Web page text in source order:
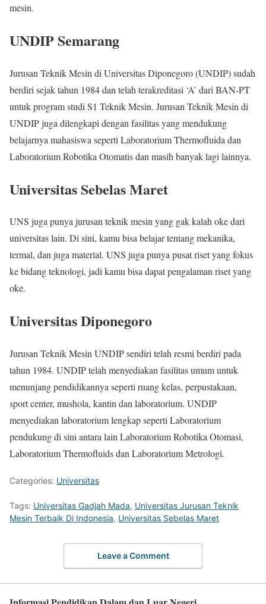
mesin.
UNDIP Semarang
Jurusan Teknik Mesin di Universitas Diponegoro (UNDIP) sudah
berdiri sejak tahun 1984 dan telah terakreditasi ‘A’ dari BAN-PT
untuk program studi S1 Teknik Mesin. Jurusan Teknik Mesin di
UNDIP juga dilengkapi dengan fasilitas yang mendukung
belajarnya mahasiswa seperti Laboratorium Thermofluida dan
Laboratorium Robotika Otomatis dan masih banyak lagi lainnya.
Universitas Sebelas Maret
UNS juga punya jurusan teknik mesin yang gak kalah oke dari
universitas lain. Di sini, kamu bisa belajar tentang mekanika,
termal, dan juga material. UNS juga punya pusat riset yang fokus
ke bidang teknologi, jadi kamu bisa dapat pengalaman riset yang
oke.
Universitas Diponegoro
Jurusan Teknik Mesin UNDIP sendiri telah resmi berdiri pada
tahun 1984. UNDIP telah menyediakan fasilitas umum untuk
menunjang pendidikannya seperti ruang kelas, perpustakaan,
sport center, mushola, kantin dan laboratorium. UNDIP
menyediakan laboratorium lengkap seperti Laboratorium
pendukung di sini antara lain Laboratorium Robotika Otomasi,
Laboratorium Thermofluids dan Laboratorium Metrologi.
Categories: Universitas
Tags: Universitas Gadjah Mada, Universitas Jurusan Teknik
Mesin Terbaik Di Indonesia, Universitas Sebelas Maret
Leave a Comment